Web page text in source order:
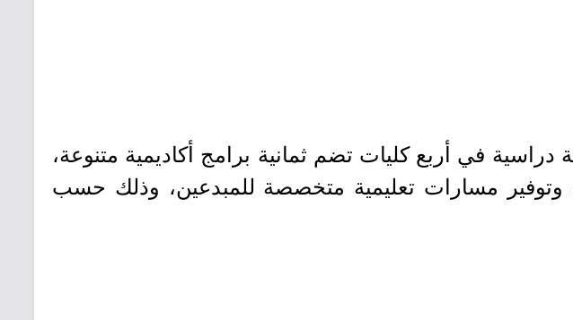
في أربع كليات تضم ثمانية برامج أكاديمية متنوعة،
وتوفير مسارات تعليمية متخصصة للمبدعين، وذلك حسب